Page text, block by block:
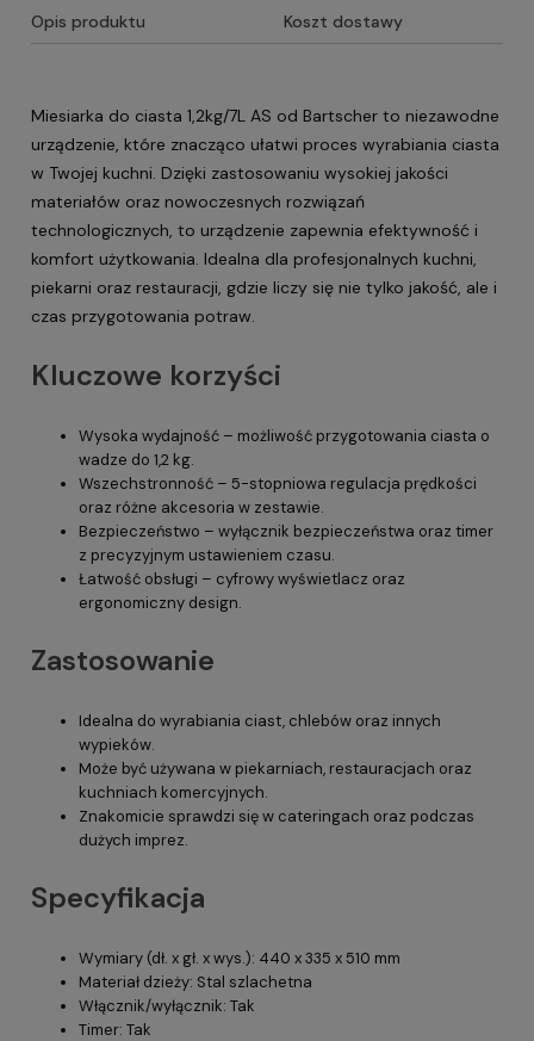
Opis produktu Koszt dostawy
Miesiarka do ciasta 1,2kg/7L AS od Bartscher to niezawodne
urządzenie, które znacząco ułatwi proces wyrabiania ciasta
w Twojej kuchni. Dzięki zastosowaniu wysokiej jakości
materiałów oraz nowoczesnych rozwiązań
technologicznych, to urządzenie zapewnia efektywność i
komfort użytkowania. Idealna dla profesjonalnych kuchni,
piekarni oraz restauracji, gdzie liczy się nie tylko jakość, ale i
czas przygotowania potraw.
Kluczowe korzyści
Wysoka wydajność – możliwość przygotowania ciasta o
wadze do 1,2 kg.
Wszechstronność – 5-stopniowa regulacja prędkości
oraz różne akcesoria w zestawie.
Bezpieczeństwo – wyłącznik bezpieczeństwa oraz timer
z precyzyjnym ustawieniem czasu.
Łatwość obsługi – cyfrowy wyświetlacz oraz
ergonomiczny design.
Zastosowanie
Idealna do wyrabiania ciast, chlebów oraz innych
wypieków.
Może być używana w piekarniach, restauracjach oraz
kuchniach komercyjnych.
Znakomicie sprawdzi się w cateringach oraz podczas
dużych imprez.
Specyfikacja
Wymiary (dł. x gł. x wys.): 440 x 335 x 510 mm
Materiał dzieży: Stal szlachetna
Włącznik/wyłącznik: Tak
Timer: Tak